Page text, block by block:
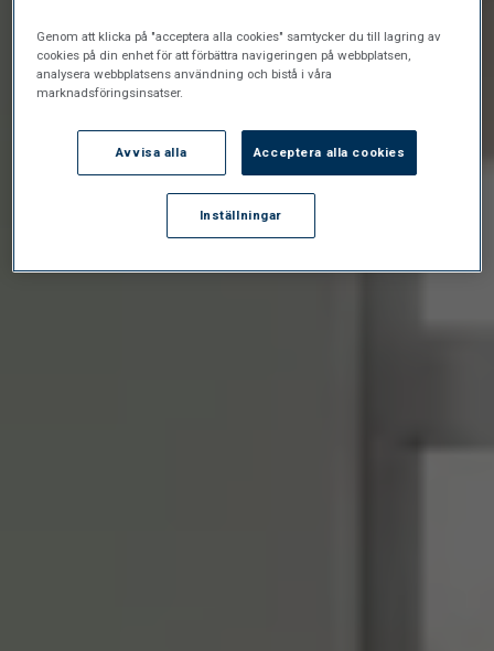
Genom att klicka på "acceptera alla cookies" samtycker du till lagring av
cookies på din enhet för att förbättra navigeringen på webbplatsen,
analysera webbplatsens användning och bistå i våra
marknadsföringsinsatser.
Avvisa alla Acceptera alla cookies
Inställningar